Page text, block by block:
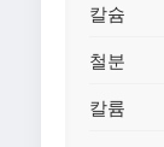
칼슘
철분
칼륨